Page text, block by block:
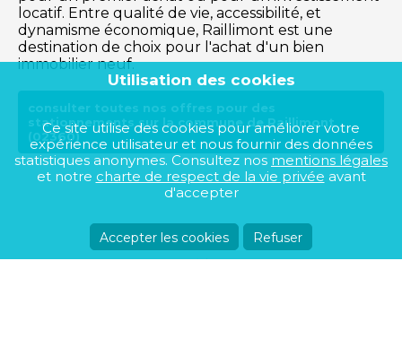
locatif. Entre qualité de vie, accessibilité, et
dynamisme économique, Raillimont est une
destination de choix pour l'achat d'un bien
immobilier neuf.
consulter toutes nos offres pour des
stationnements sur la commune de Raillimont
(02360)
Utilisation des cookies
Ce site utilise des cookies pour améliorer votre
expérience utilisateur et nous fournir des données
statistiques anonymes. Consultez nos mentions légales
et notre charte de respect de la vie privée avant
d'accepter
Accepter les cookies Refuser